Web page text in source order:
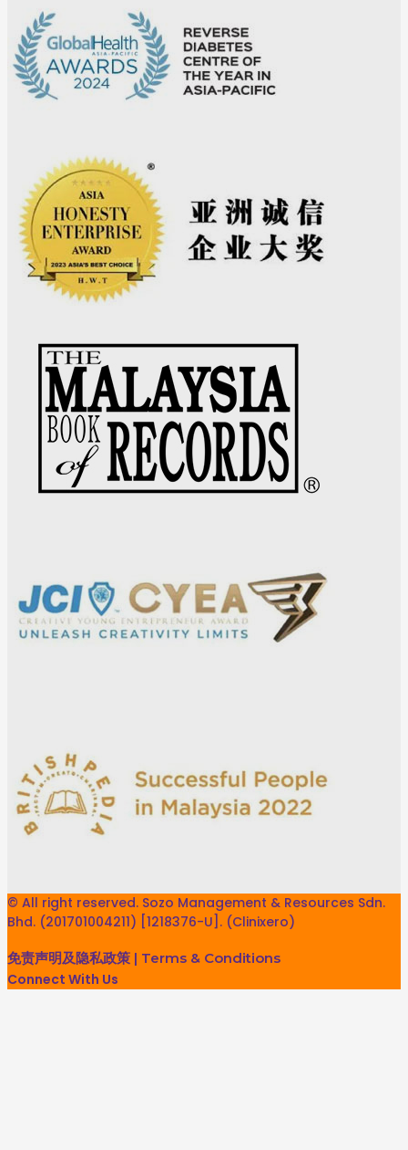
© All right reserved. Sozo Management & Resources Sdn.
Bhd. (201701004211) [1218376-U]. (Clinixero)
免责声明及隐私政策 | Terms & Conditions
Connect With Us